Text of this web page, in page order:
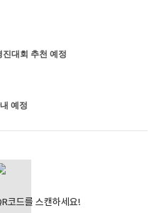
대회 추천 예정
예정